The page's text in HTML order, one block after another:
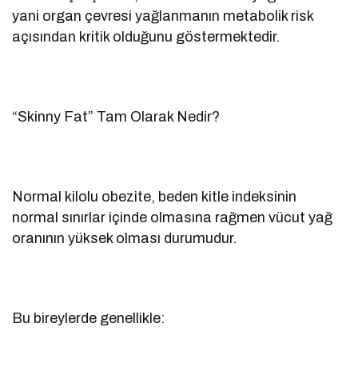
yani organ çevresi yağlanmanın metabolik risk
açısından kritik olduğunu göstermektedir.
“Skinny Fat” Tam Olarak Nedir?
Normal kilolu obezite, beden kitle indeksinin
normal sınırlar içinde olmasına rağmen vücut yağ
oranının yüksek olması durumudur.
Bu bireylerde genellikle: